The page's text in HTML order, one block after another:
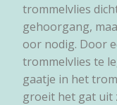
trommelvlies
gehoorgang,
oor nodig. Door
trommelvlies te
gaatje in het
groeit het gat uit